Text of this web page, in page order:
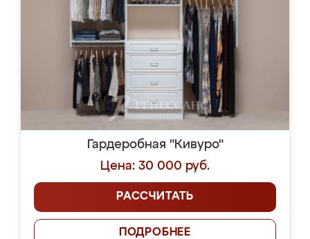
Гардеробная "Кивуро"
Цена: 30 000 руб.
РАССЧИТАТЬ
ПОДРОБНЕЕ